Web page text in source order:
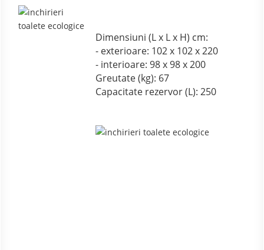
Dimensiuni (L x L x H) cm:
- exterioare: 102 x 102 x 220
- interioare: 98 x 98 x 200
Greutate (kg): 67
Capacitate rezervor (L): 250